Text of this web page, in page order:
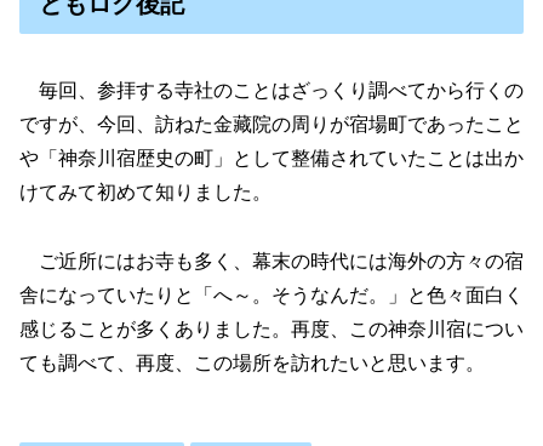
毎回、参拝する寺社のことはざっくり調べてから行くの
ですが、今回、訪ねた金藏院の周りが宿場町であったこと
や「神奈川宿歴史の町」として整備されていたことは出か
けてみて初めて知りました。
ご近所にはお寺も多く、幕末の時代には海外の方々の宿
舎になっていたりと「へ～。そうなんだ。」と色々面白く
感じることが多くありました。再度、この神奈川宿につい
ても調べて、再度、この場所を訪れたいと思います。